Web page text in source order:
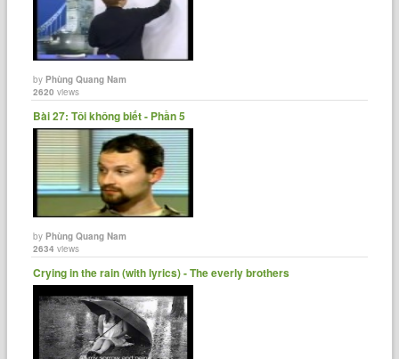
byPhùng Quang Nam
2620 views
Bài 27: Tôi không biết - Phần 5
byPhùng Quang Nam
2634 views
Crying in the rain (with lyrics) - The everly brothers